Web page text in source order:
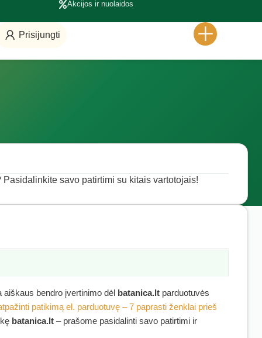
Akcijos ir nuolaidos
Prisijungti
savo patirtimi su kitais vartotojais!
aiškaus bendro įvertinimo dėl batanica.lt parduotuvės
patikimą el. parduotuvę – 7 paprasti ženklai prieš
batanica.lt – prašome pasidalinti savo patirtimi ir